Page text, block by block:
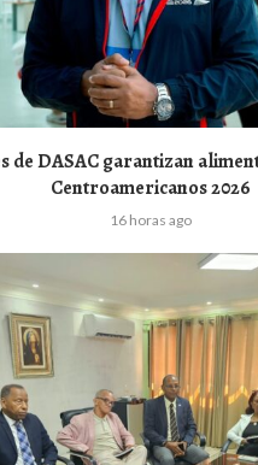
de DASAC garantizan
Centroamericanos 2026
16 horas ago